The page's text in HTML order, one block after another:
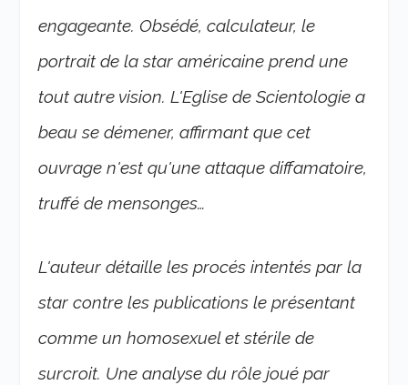
engageante. Obsédé, calculateur, le
portrait de la star américaine prend une
tout autre vision. L'Eglise de Scientologie a
beau se démener, affirmant que cet
ouvrage n'est qu'une attaque diffamatoire,
truffé de mensonges…
L'auteur détaille les procés intentés par la
star contre les publications le présentant
comme un homosexuel et stérile de
surcroit. Une analyse du rôle joué par